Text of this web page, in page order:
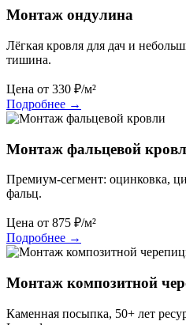
Монтаж ондулина
Лёгкая кровля для дач и
тишина.
Цена от 330 ₽/м²
Подробнее →
Монтаж фальцевой
Премиум-сегмент: оцинковка,
фальц.
Цена от 875 ₽/м²
Подробнее →
Монтаж композитной
Каменная посыпка, 50+ лет